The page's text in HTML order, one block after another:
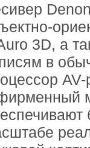
3D, а
в